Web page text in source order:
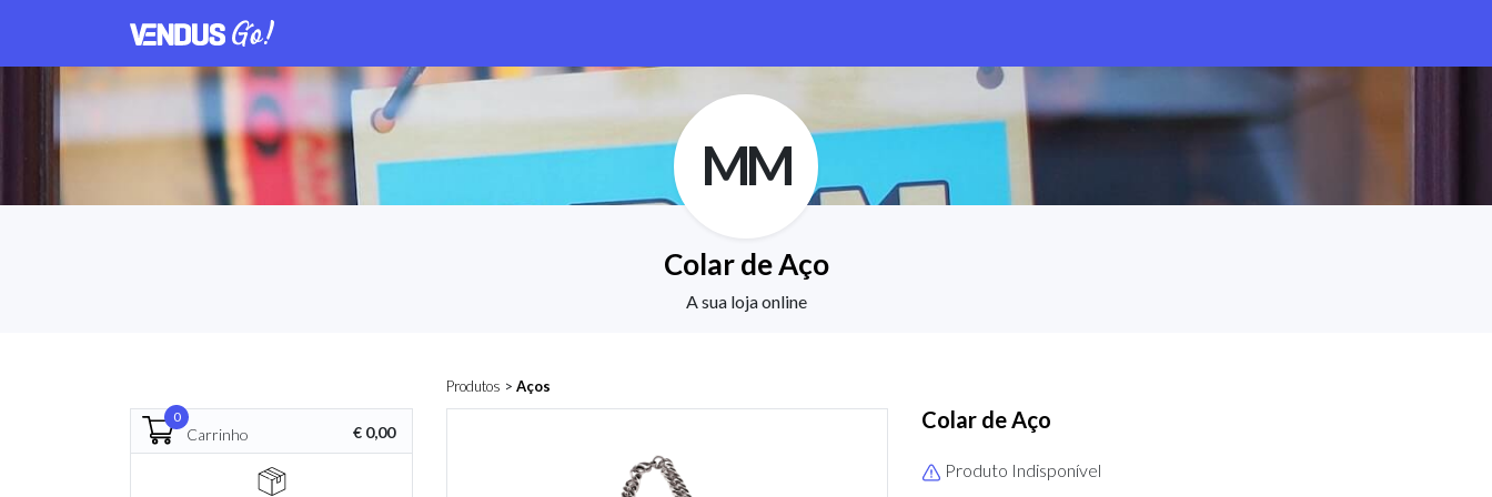
MM
Colar de Aço
A sua loja online
Produtos > Aços
0
Carrinho € 0,00 Colar de Aço
Produto Indisponível